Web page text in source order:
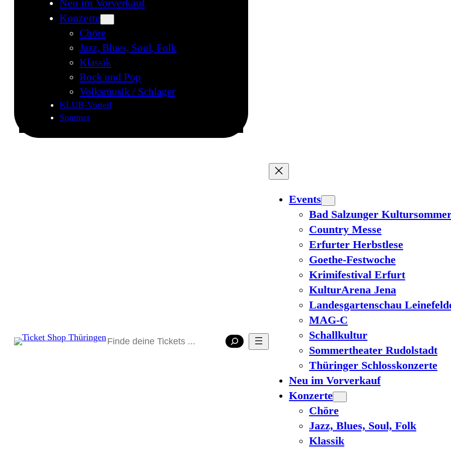
Neu im Vorverkauf
Konzerte
Chöre
Jazz, Blues, Soul, Folk
Klassik
Rock und Pop
Volksmusik / Schlager
KLUB-Vorteil
Sommer
Suchen
Events
Bad Salzunger
Country Messe
Erfurter Herbstlese
Goethe-Festwoche
Krimifestival Erfurt
KulturArena Jena
Landesgartenschau
MAG-C
Schallkultur
Sommertheater Rudolstadt
Thüringer Schlosskonzerte
Neu im Vorverkauf
Konzerte
Chöre
Jazz, Blues, Soul, Folk
Klassik